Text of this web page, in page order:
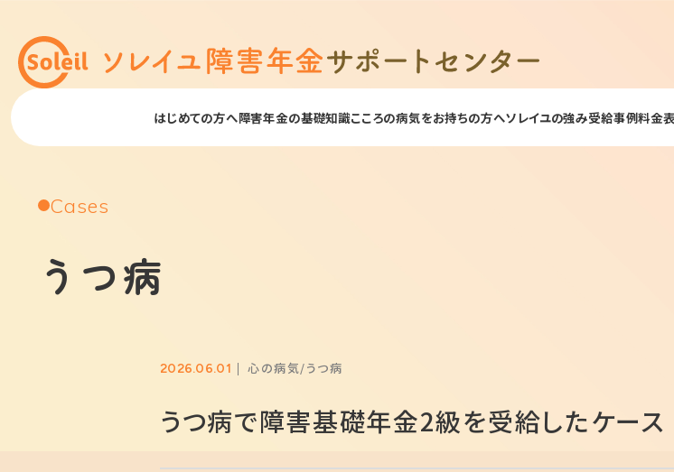
はじめての方へ障害年金の基礎知識こころの病気をお持ちの方へソレイユの強み受給事例料金表
Cases
うつ病
2026.06.01 心の病気 うつ病
うつ病で障害基礎年金2級を受給したケース